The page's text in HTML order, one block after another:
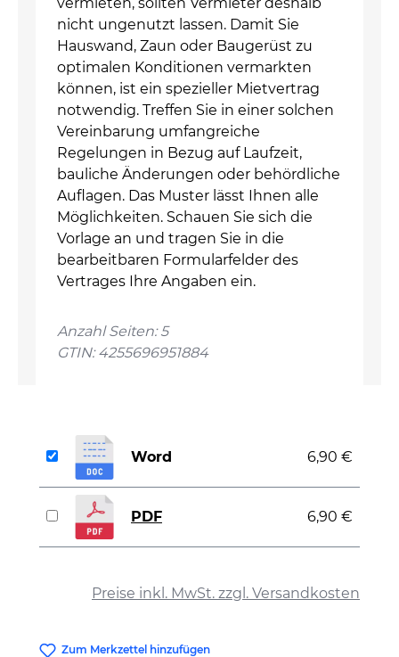
nicht ungenutzt lassen. Damit Sie
Hauswand, Zaun oder Baugerüst zu
optimalen Konditionen vermarkten
können, ist ein spezieller Mietvertrag
notwendig. Treffen Sie in einer solchen
Vereinbarung umfangreiche
Regelungen in Bezug auf Laufzeit,
bauliche Änderungen oder behördliche
Auflagen. Das Muster lässt Ihnen alle
Möglichkeiten. Schauen Sie sich die
Vorlage an und tragen Sie in die
bearbeitbaren Formularfelder des
Vertrages Ihre Angaben ein.
Anzahl Seiten: 5
GTIN: 4255696951884
Preise inkl. MwSt. zzgl. Versandkosten
Word 6,90 €
PDF 6,90 €
Zum Merkzettel hinzufügen